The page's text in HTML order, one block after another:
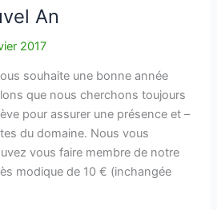
An
2017
souhaite une bonne année
que nous cherchons toujours
pour assurer une présence et –
du domaine. Nous vous
vous faire membre de notre
modique de 10 € (inchangée